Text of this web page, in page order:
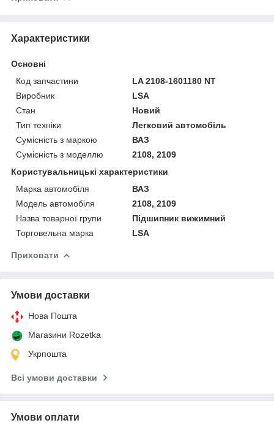
Характеристики
Основні
Код запчастини
LA 2108-1601180 NT
Виробник
LSA
Стан
Новий
Тип техніки
Легковий автомобіль
Сумісність з маркою
ВАЗ
Сумісність з моделлю
2108, 2109
Користувальницькі характеристики
Марка автомобіля
ВАЗ
Модель автомобіля
2108, 2109
Назва товарної групи
Підшипник вижимний
Торговельна марка
LSA
Приховати
Умови доставки
Нова Пошта
Магазини Rozetka
Укрпошта
Всі умови доставки
Умови оплати